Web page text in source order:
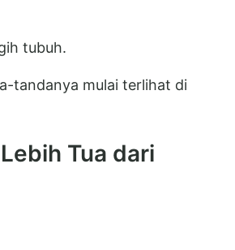
tubuh.
tandanya mulai terlihat di
Tua dari